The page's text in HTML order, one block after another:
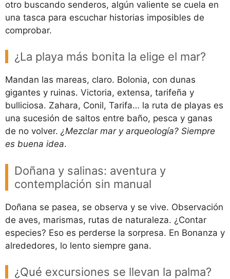
otro buscando senderos, algún valiente se cuela en
una tasca para escuchar historias imposibles de
comprobar.
¿La playa más bonita la elige el mar?
Mandan las mareas, claro. Bolonia, con dunas
gigantes y ruinas. Victoria, extensa, tarifeña y
bulliciosa. Zahara, Conil, Tarifa… la ruta de playas es
una sucesión de saltos entre baño, pesca y ganas
de no volver. ¿Mezclar mar y arqueología? Siempre
es buena idea.
Doñana y salinas: aventura y
contemplación sin manual
Doñana se pasea, se observa y se vive. Observación
de aves, marismas, rutas de naturaleza. ¿Contar
especies? Eso es perderse la sorpresa. En Bonanza y
alrededores, lo lento siempre gana.
¿Qué excursiones se llevan la palma?